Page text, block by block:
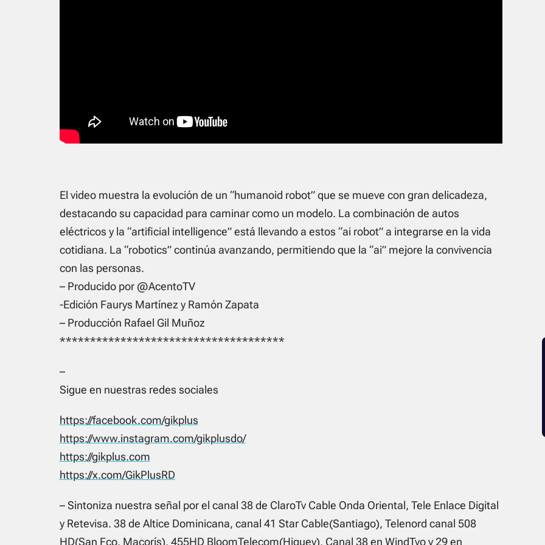
El video muestra la evolución de un “humanoid robot” que se mueve con gran delicadeza,
destacando su capacidad para caminar como un modelo. La combinación de autos
eléctricos y la “artificial intelligence” está llevando a estos “ai robot” a integrarse en la vida
cotidiana. La “robotics” continúa avanzando, permitiendo que la “ai” mejore la convivencia
con las personas.
– Producido por @AcentoTV
-Edición Faurys Martínez y Ramón Zapata
– Producción Rafael Gil Muñoz
*************************************
–
Sigue en nuestras redes sociales
https://facebook.com/gikplus
https://www.instagram.com/gikplusdo/
https://gikplus.com
https://x.com/GikPlusRD
– Sintoniza nuestra señal por el canal 38 de ClaroTv Cable Onda Oriental, Tele Enlace Digital
y Retevisa. 38 de Altice Dominicana, canal 41 Star Cable(Santiago), Telenord canal 508
HD(San Fco. Macorís), 455HD BloomTelecom(Higuey), Canal 38 en WindTvo y 29 en